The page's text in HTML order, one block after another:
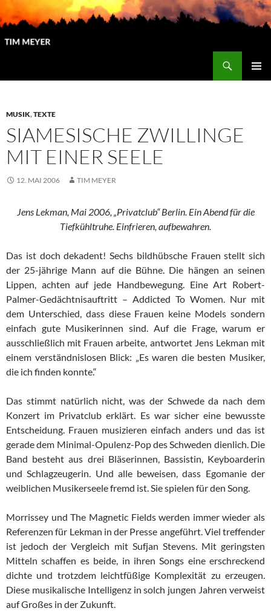
Zum
Inhalt
springen
MUSIK,TEXTE
SIAMESISCHE ZWILLINGE
MIT EINER SEELE
12. MAI 2006 TIM MEYER
Jens Lekman, Mai 2006, „Privatclub“ Berlin. Ein Abend für die
Tiefkühltruhe. Einfrieren, aufbewahren.
Das ist doch dekadent! Sechs bildhübsche Frauen stellt sich
der 25-jährige Mann auf die Bühne. Die hängen an seinen
Lippen, achten auf jede Handbewegung. Eine Art Robert-
Palmer-Gedächtnisauftritt – Addicted To Women. Nur mit
dem Unterschied, dass diese Frauen keine Models sondern
einfach gute Musikerinnen sind. Auf die Frage, warum er
ausschließlich mit Frauen arbeite, antwortet Jens Lekman mit
einem verständnislosen Blick: „Es waren die besten Musiker,
die ich finden konnte.“
Das stimmt natürlich nicht, was der Schwede da nach dem
Konzert im Privatclub erklärt. Es war sicher eine bewusste
Entscheidung. Frauen musizieren einfach anders und das ist
gerade dem Minimal-Opulenz-Pop des Schweden dienlich. Die
Band besteht aus drei Bläserinnen, Bassistin, Keyboarderin
und Schlagzeugerin. Und alle beweisen, dass Egomanie der
weiblichen Musikerseele fremd ist. Sie spielen für den Song.
Morrissey und The Magnetic Fields werden immer wieder als
Referenzen für Lekman in der Presse angeführt. Viel treffender
ist jedoch der Vergleich mit Sufjan Stevens. Mit geringsten
Mitteln schaffen es beide, in ihren Songs eine erschreckend
dichte und trotzdem leichtfüßige Komplexität zu erzeugen.
Diese musikalische Intelligenz in solch jungen Jahren verweist
auf Großes in der Zukunft.